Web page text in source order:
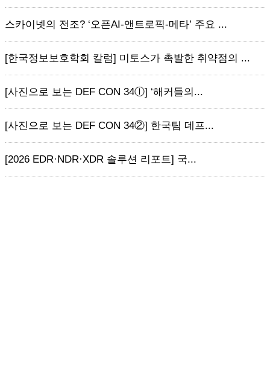
스카이넷의 전조? ‘오픈AI-앤트로픽-메타’ 주요 ...
[한국정보보호학회 칼럼] 미토스가 촉발한 취약점의 ...
[사진으로 보는 DEF CON 34ⓛ] ‘해커들의...
[사진으로 보는 DEF CON 34②] 한국팀 데프...
[2026 EDR·NDR·XDR 솔루션 리포트] 국...